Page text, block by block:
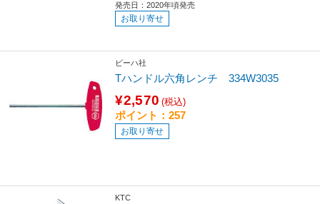
発売日：2020年頃発売
お取り寄せ
ビーハ社
Tハンドル六角レンチ 334W3035
¥2,570 (税込)
ポイント：257
お取り寄せ
KTC